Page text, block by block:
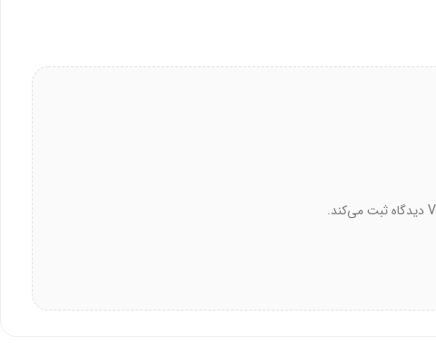
هدست گیمینگ رپو VH160S با صدای 7.1 کاناله، میکروفون باکیفیت، و طراحی ارگونومیک، تجربه‌ای غنی از گیمینگ را ارائه می‌دهد. این هدست با گارانتی معتبر (12 ماهه پانا) و نورپردازی RGB، انتخابی